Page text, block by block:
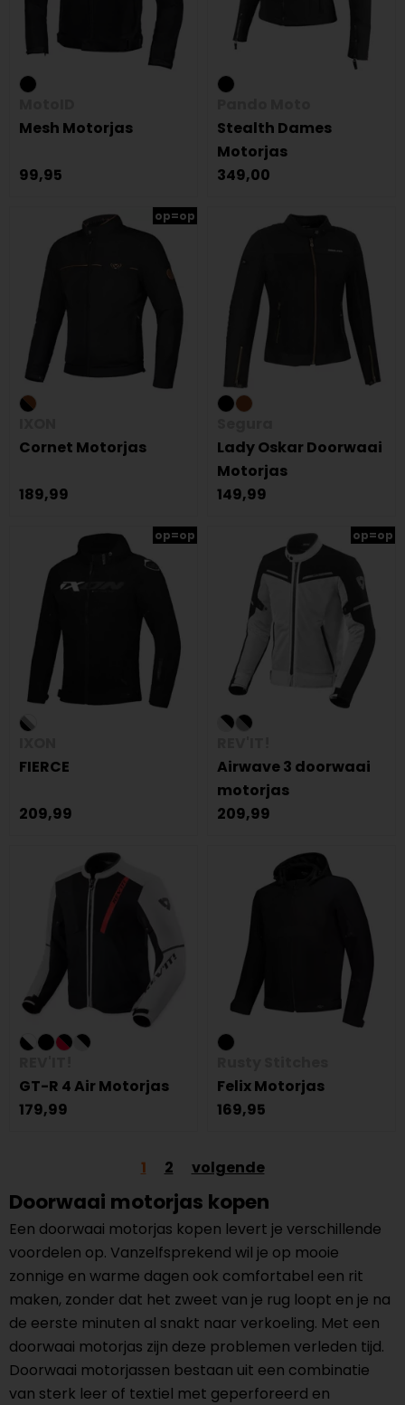
Mesh Motorjas
99,95
Stealth Dames
Motorjas
349,00
op=op
Cornet Motorjas
189,99
Lady Oskar Doorwaai
Motorjas
149,99
op=op
FIERCE
209,99
op=op
Airwave 3 doorwaai
motorjas
209,99
GT-R 4 Air Motorjas
179,99
Felix Motorjas
169,95
1 2 volgende
Doorwaai motorjas kopen
Een doorwaai motorjas kopen levert je verschillende
voordelen op. Vanzelfsprekend wil je op mooie
zonnige en warme dagen ook comfortabel een rit
maken, zonder dat het zweet van je rug loopt en je na
de eerste minuten al snakt naar verkoeling. Met een
doorwaai motorjas zijn deze problemen verleden tijd.
Doorwaai motorjassen bestaan uit een combinatie
van sterk leer of textiel met geperforeerd en